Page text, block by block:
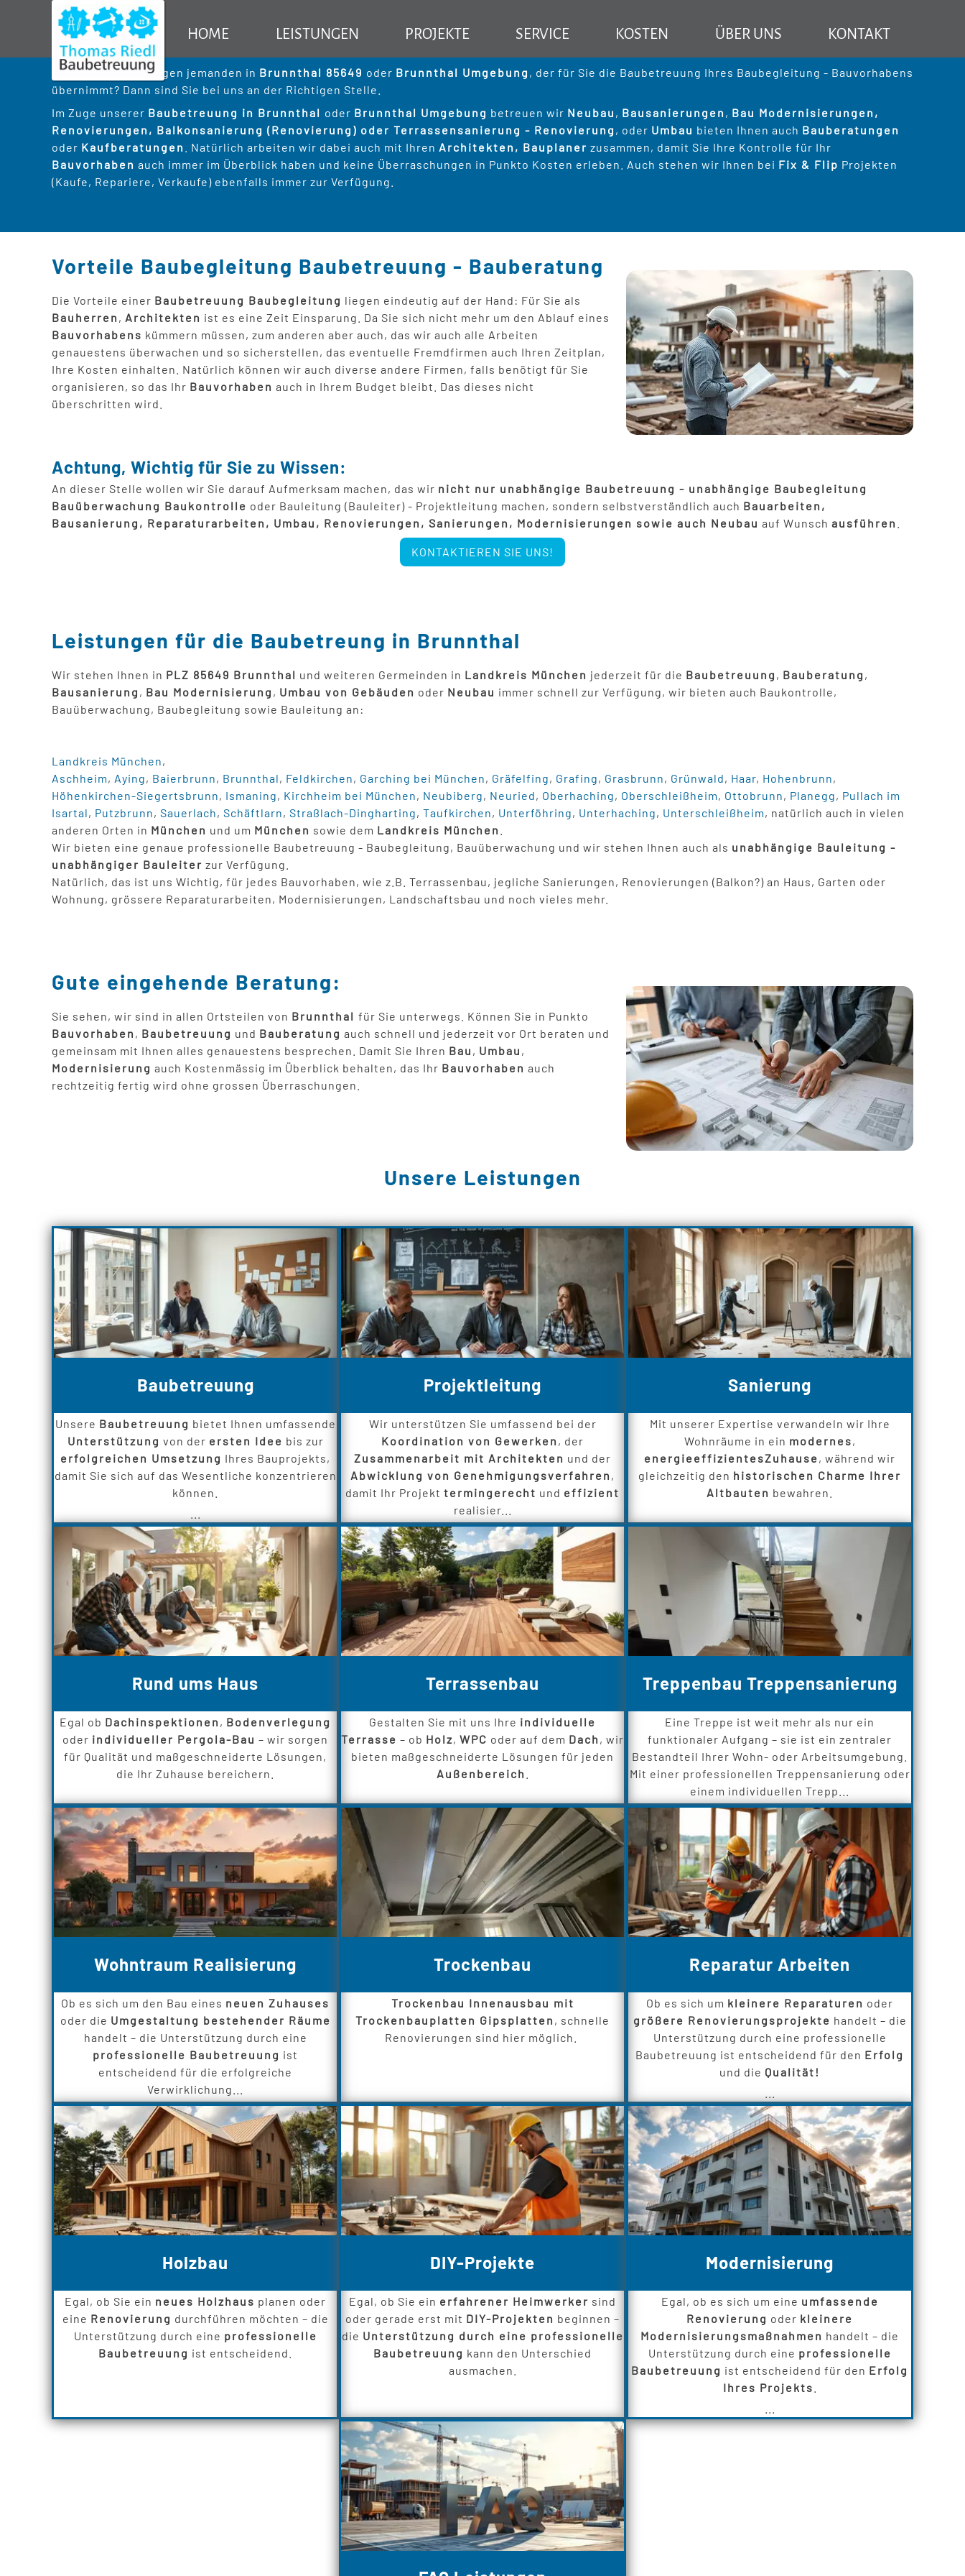
Baubetreuung
Baubegleitung Brunnthal Bauberatung
HOME LEISTUNGEN
Baubetreuung
Baubetreuung für Hausverwaltungen
Baubetreuung für Architekten
Sanierung Kernsanierung
Altbausanierung
Badsanierung
Balkonsanierung
Garagensanierung
Energetische Sanierung im bewohnten Zustand
Rund ums Haus Beratung vor dem Hauskauf
Fenster verbauen
Türen einbauen
Pergola bauen
Photovoltaikanlagen
Treppenbau Treppensanierung
PROJEKTE SERVICE KOSTEN ÜBER UNS KONTAKT
Wir beraten - betreuen Ihre Bauvorhaben
Sie suchen - benötigen jemanden in Brunnthal 85649 oder Brunnthal Umgebung , der für Sie die Baubetreuung Ihres Baubegleitung - Bauvorhabens
übernimmt? Dann sind Sie bei uns an der Richtigen Stelle.
Im Zuge unserer Baubetreuung in Brunnthal oder Brunnthal Umgebung betreuen wir Neubau , Bausanierungen, Bau Modernisierungen,
Renovierungen, Balkonsanierung (Renovierung) oder Terrassensanierung - Renovierung , oder Umbau bieten Ihnen auch Bauberatungen
oder Kaufberatungen . Natürlich arbeiten wir dabei auch mit Ihren Architekten, Bauplaner zusammen, damit Sie Ihre Kontrolle für Ihr
Bauvorhaben auch immer im Überblick haben und keine Überraschungen in Punkto Kosten erleben. Auch stehen wir Ihnen bei Fix & Flip Projekten
(Kaufe, Repariere, Verkaufe) ebenfalls immer zur Verfügung.
Vorteile Baubegleitung Baubetreuung - Bauberatung
Die Vorteile einer Baubetreuung Baubegleitung liegen eindeutig auf der Hand: Für Sie als
Bauherren , Architekten ist es eine Zeit Einsparung. Da Sie sich nicht mehr um den Ablauf eines
Bauvorhabens kümmern müssen, zum anderen aber auch, das wir auch alle Arbeiten
genauestens überwachen und so sicherstellen, das eventuelle Fremdfirmen auch Ihren Zeitplan,
Ihre Kosten einhalten. Natürlich können wir auch diverse andere Firmen, falls benötigt für Sie
organisieren, so das Ihr Bauvorhaben auch in Ihrem Budget bleibt. Das dieses nicht
überschritten wird.
Achtung, Wichtig für Sie zu Wissen:
An dieser Stelle wollen wir Sie darauf Aufmerksam machen, das wir nicht nur unabhängige Baubetreuung - unabhängige Baubegleitung
Bauüberwachung Baukontrolle oder Bauleitung (Bauleiter) - Projektleitung machen, sondern selbstverständlich auch Bauarbeiten,
Bausanierung, Reparaturarbeiten, Umbau, Renovierungen, Sanierungen, Modernisierungen sowie auch Neubau auf Wunsch ausführen
KONTAKTIEREN SIE UNS!
Leistungen für die Baubetreung in Brunnthal
Wir stehen Ihnen in PLZ 85649 Brunnthal und weiteren Germeinden in Landkreis München jederzeit für die Baubetreuung , Bauberatung ,
Bausanierung , Bau Modernisierung , Umbau von Gebäuden oder Neubau immer schnell zur Verfügung, wir bieten auch Baukontrolle,
Bauüberwachung, Baubegleitung sowie Bauleitung an:
Landkreis München,
Aschheim, Aying, Baierbrunn, Brunnthal, Feldkirchen, Garching bei München, Gräfelfing, Grafing, Grasbrunn, Grünwald, Haar, Hohenbrunn,
Höhenkirchen-Siegertsbrunn, Ismaning, Kirchheim bei München, Neubiberg, Neuried, Oberhaching, Oberschleißheim, Ottobrunn, Planegg, Pullach im
Isartal, Putzbrunn, Sauerlach, Schäftlarn, Straßlach-Dingharting, Taufkirchen, Unterföhring, Unterhaching, Unterschleißheim, natürlich auch in vielen
anderen Orten in München und um München sowie dem Landkreis München
Wir bieten eine genaue professionelle Baubetreuung - Baubegleitung, Bauüberwachung und wir stehen Ihnen auch als unabhängige Bauleitung -
unabhängiger Bauleiter zur Verfügung.
Natürlich, das ist uns Wichtig, für jedes Bauvorhaben, wie z.B. Terrassenbau, jegliche Sanierungen, Renovierungen (Balkon?) an Haus, Garten oder
Wohnung, grössere Reparaturarbeiten, Modernisierungen, Landschaftsbau und noch vieles mehr.
Gute eingehende Beratung:
Sie sehen, wir sind in allen Ortsteilen von Brunnthal für Sie unterwegs. Können Sie in Punkto
Bauvorhaben , Baubetreuung und Bauberatung auch schnell und jederzeit vor Ort beraten und
gemeinsam mit Ihnen alles genauestens besprechen. Damit Sie Ihren Bau , Umbau ,
Modernisierung auch Kostenmässig im Überblick behalten, das Ihr Bauvorhaben auch
rechtzeitig fertig wird ohne grossen Überraschungen.
Unsere Leistungen
Baubetreuung
Unsere Baubetreuung bietet Ihnen umfassende
Unterstützung von der ersten Idee bis zur
erfolgreichen Umsetzung Ihres Bauprojekts,
damit Sie sich auf das Wesentliche konzentrieren
können.
Projektleitung
Wir unterstützen Sie umfassend bei der
Koordination von Gewerken , der
Zusammenarbeit mit Architekten und der
Abwicklung von Genehmigungsverfahren ,
damit Ihr Projekt termingerecht und effizient
realisier...
Sanierung
Mit unserer Expertise verwandeln wir Ihre
Wohnräume in ein modernes,
energieeffizientesZuhause, während wir
gleichzeitig den historischen Charme Ihrer
Altbauten bewahren.
Rund ums Haus
Egal ob Dachinspektionen , Bodenverlegung
oder individueller Pergola-Bau – wir sorgen
für Qualität und maßgeschneiderte Lösungen,
die Ihr Zuhause bereichern.
Terrassenbau
Gestalten Sie mit uns Ihre individuelle
Terrasse – ob Holz, WPC oder auf dem Dach , wir
bieten maßgeschneiderte Lösungen für jeden
Außenbereich
Treppenbau Treppensanierung
Eine Treppe ist weit mehr als nur ein
funktionaler Aufgang – sie ist ein zentraler
Bestandteil Ihrer Wohn- oder Arbeitsumgebung.
Mit einer professionellen Treppensanierung oder
einem individuellen Trepp...
Wohntraum Realisierung
Ob es sich um den Bau eines neuen Zuhauses
oder die Umgestaltung bestehender Räume
handelt – die Unterstützung durch eine
professionelle Baubetreuung ist
entscheidend für die erfolgreiche
Verwirklichung...
Trockenbau
Trockenbau Innenausbau mit
Trockenbauplatten Gipsplatten , schnelle
Renovierungen sind hier möglich.
Reparatur Arbeiten
Ob es sich um kleinere Reparaturen oder
größere Renovierungsprojekte handelt – die
Unterstützung durch eine professionelle
Baubetreuung ist entscheidend für den Erfolg
und die Qualität!
Holzbau
Egal, ob Sie ein neues Holzhaus planen oder
eine Renovierung durchführen möchten – die
Unterstützung durch eine professionelle
Baubetreuung ist entscheidend.
DIY-Projekte
Egal, ob Sie ein erfahrener Heimwerker sind
oder gerade erst mit DIY-Projekten beginnen –
die Unterstützung durch eine professionelle
Baubetreuung kann den Unterschied
ausmachen.
Modernisierung
Egal, ob es sich um eine umfassende
Renovierung oder kleinere
Modernisierungsmaßnahmen handelt – die
Unterstützung durch eine professionelle
Baubetreuung ist entscheidend für den Erfolg
Ihres Projekts